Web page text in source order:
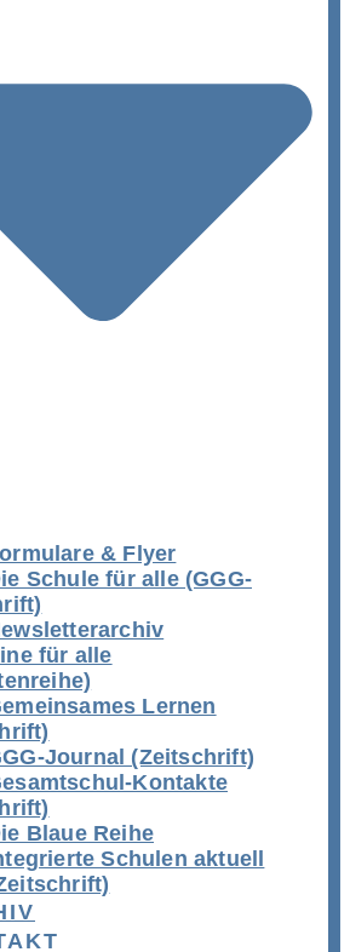
& Flyer
Schule für alle (GGG-
für alle
Lernen
Journal (Zeitschrift)
Kontakte
Blaue Reihe
Schulen aktuell